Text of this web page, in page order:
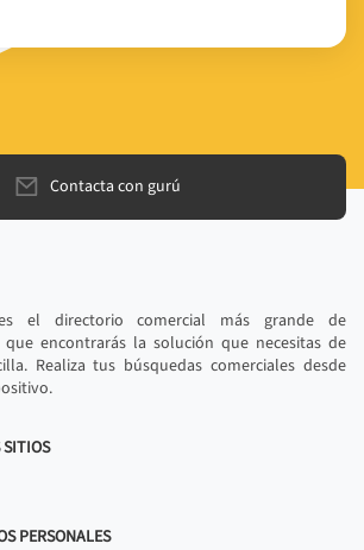
Contacta con gurú
el directorio comercial más grande de
encontrarás la solución que necesitas de
Realiza tus búsquedas comerciales desde
SITIOS
PERSONALES